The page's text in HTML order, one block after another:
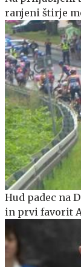
ranjeni štirje
Hud padec na
in prvi favorit